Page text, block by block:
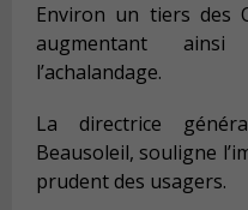
Environ un tiers des
augmentant
l’achalandage.
La directrice
Beausoleil, souligne
prudent des usagers.